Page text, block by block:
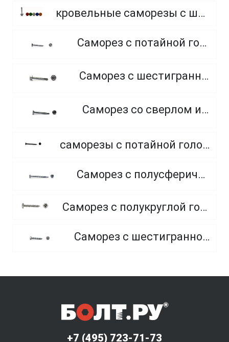
кровельные саморезы с шайбой и резиновой прокладкой EPDM, окрашенные по каталогу RAL (Тайвань)
Саморез с потайной головкой и острым концом
Саморез с шестигранной головкой и сверлом
Саморез со сверлом и потайной головкой
саморезы с потайной головкой по гипсокартону редкий шаг резьбы, фосфатированные
Саморез с полусферической головкой и сверлом
Саморез с полукруглой головкой и острым концом, из нержавеющей стали А2
Саморез с шестигранной головкой и острым концом
+7 (495) 723-71-73